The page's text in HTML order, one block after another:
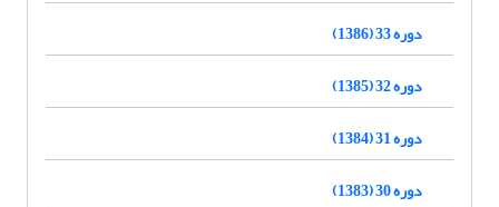
دوره 33 (1386)
دوره 32 (1385)
دوره 31 (1384)
دوره 30 (1383)